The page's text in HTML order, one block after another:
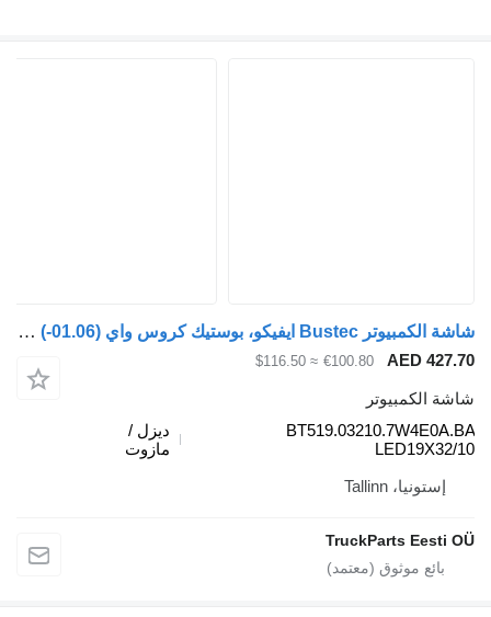
شاشة الكمبيوتر Bustec ايفيكو، بوستيك كروس واي (01.06-) BT519.03210.7W4E0A.BA لـ الباصات Irisbus Arway, Crossway, Crealis, Magelys, Proway, Daily Tourys (2006-)
€100.80
≈ $116.50
TruckParts